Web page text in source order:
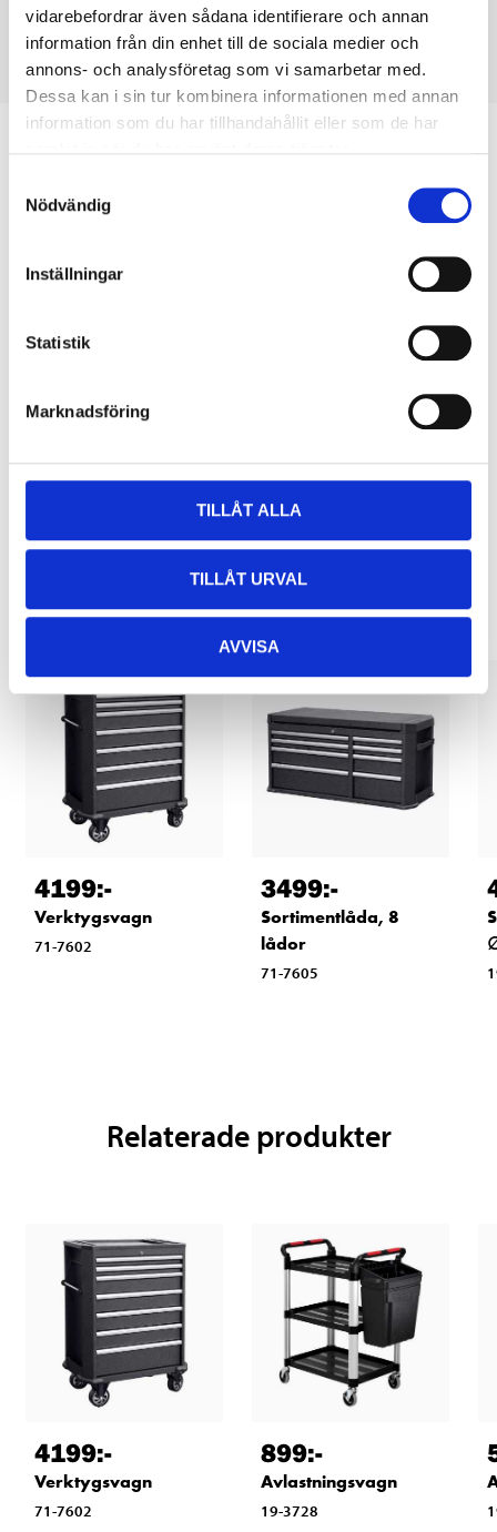
vidarebefordrar även sådana identifierare och annan
information från din enhet till de sociala medier och
annons- och analysföretag som vi samarbetar med.
Dessa kan i sin tur kombinera informationen med annan
information som du har tillhandahållit eller som de har
Nödvändig
Inställningar
Statistik
Marknadsföring
TILLÅT ALLA
TILLÅT URVAL
AVVISA
Köp & Hämta i ditt varuhus inom 2 timmar! För mer information om
Andra kunder köpte också
4199:-
Verktygsvagn
71-7602
3499:-
Sortimentlåda, 8
lådor
71-7605
Relaterade produkter
4199:-
Verktygsvagn
71-7602
899:-
Avlastningsvagn
19-3728